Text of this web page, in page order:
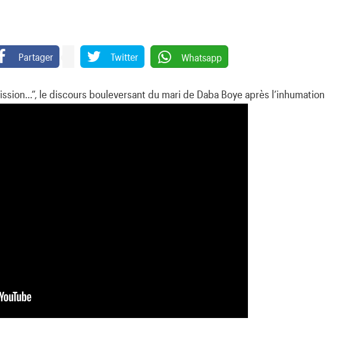
Partager Twitter Whatsapp
le discours bouleversant du mari de Daba Boye après l’inhumation